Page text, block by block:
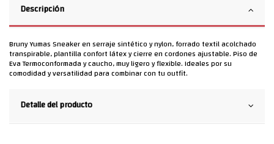
Descripción
Bruny Yumas Sneaker en serraje sintético y nylon, forrado textil acolchado
transpirable, plantilla confort látex y cierre en cordones ajustable. Piso de
Eva Termoconformada y caucho, muy ligero y flexible. Ideales por su
comodidad y versatilidad para combinar con tu outfit.
Detalle del producto